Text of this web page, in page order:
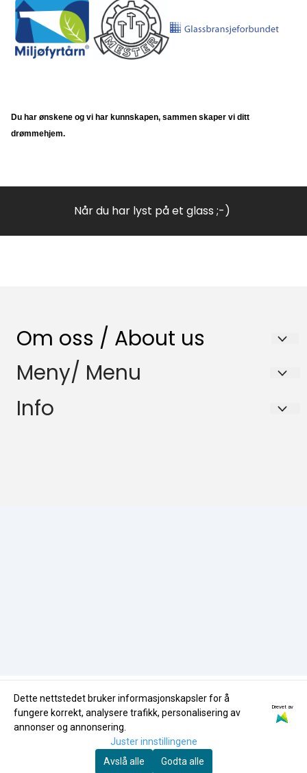
Du har ønskene og vi har kunnskapen, sammen skaper vi ditt
drømmehjem.
Når du har lyst på et glass ;-)
Om oss / About us
Nenset Glassverksted AS
Trommedalsvegen 223
3735 Skien
Meny/ Menu
Salgsbetingelser
Info
Dette nettstedet bruker informasjonskapsler for å
fungere korrekt, analysere trafikk, personalisering av
annonser og annonsering.
Drevet av
Juster innstillingene
Avslå alle
Godta alle